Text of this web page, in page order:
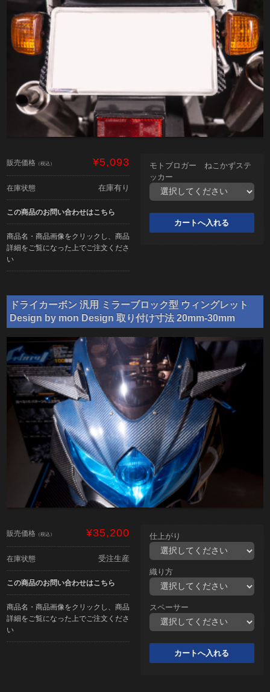
販売価格 （税込） ¥5,093
在庫状態 在庫有り
この商品のお問い合わせはこちら
商品名・商品画像をクリックし、商品
詳細をご覧になった上でご注文くださ
い
モトブロガー ねこかずステ
ッカー
ドライカーボン 汎用 ミラーブロック型 ウィングレット
Design by mon Design 取り付け寸法 20mm-30mm
販売価格 （税込） ¥35,200
在庫状態 受注生産
この商品のお問い合わせはこちら
商品名・商品画像をクリックし、商品
詳細をご覧になった上でご注文くださ
い
仕上がり
織り方
スペーサー